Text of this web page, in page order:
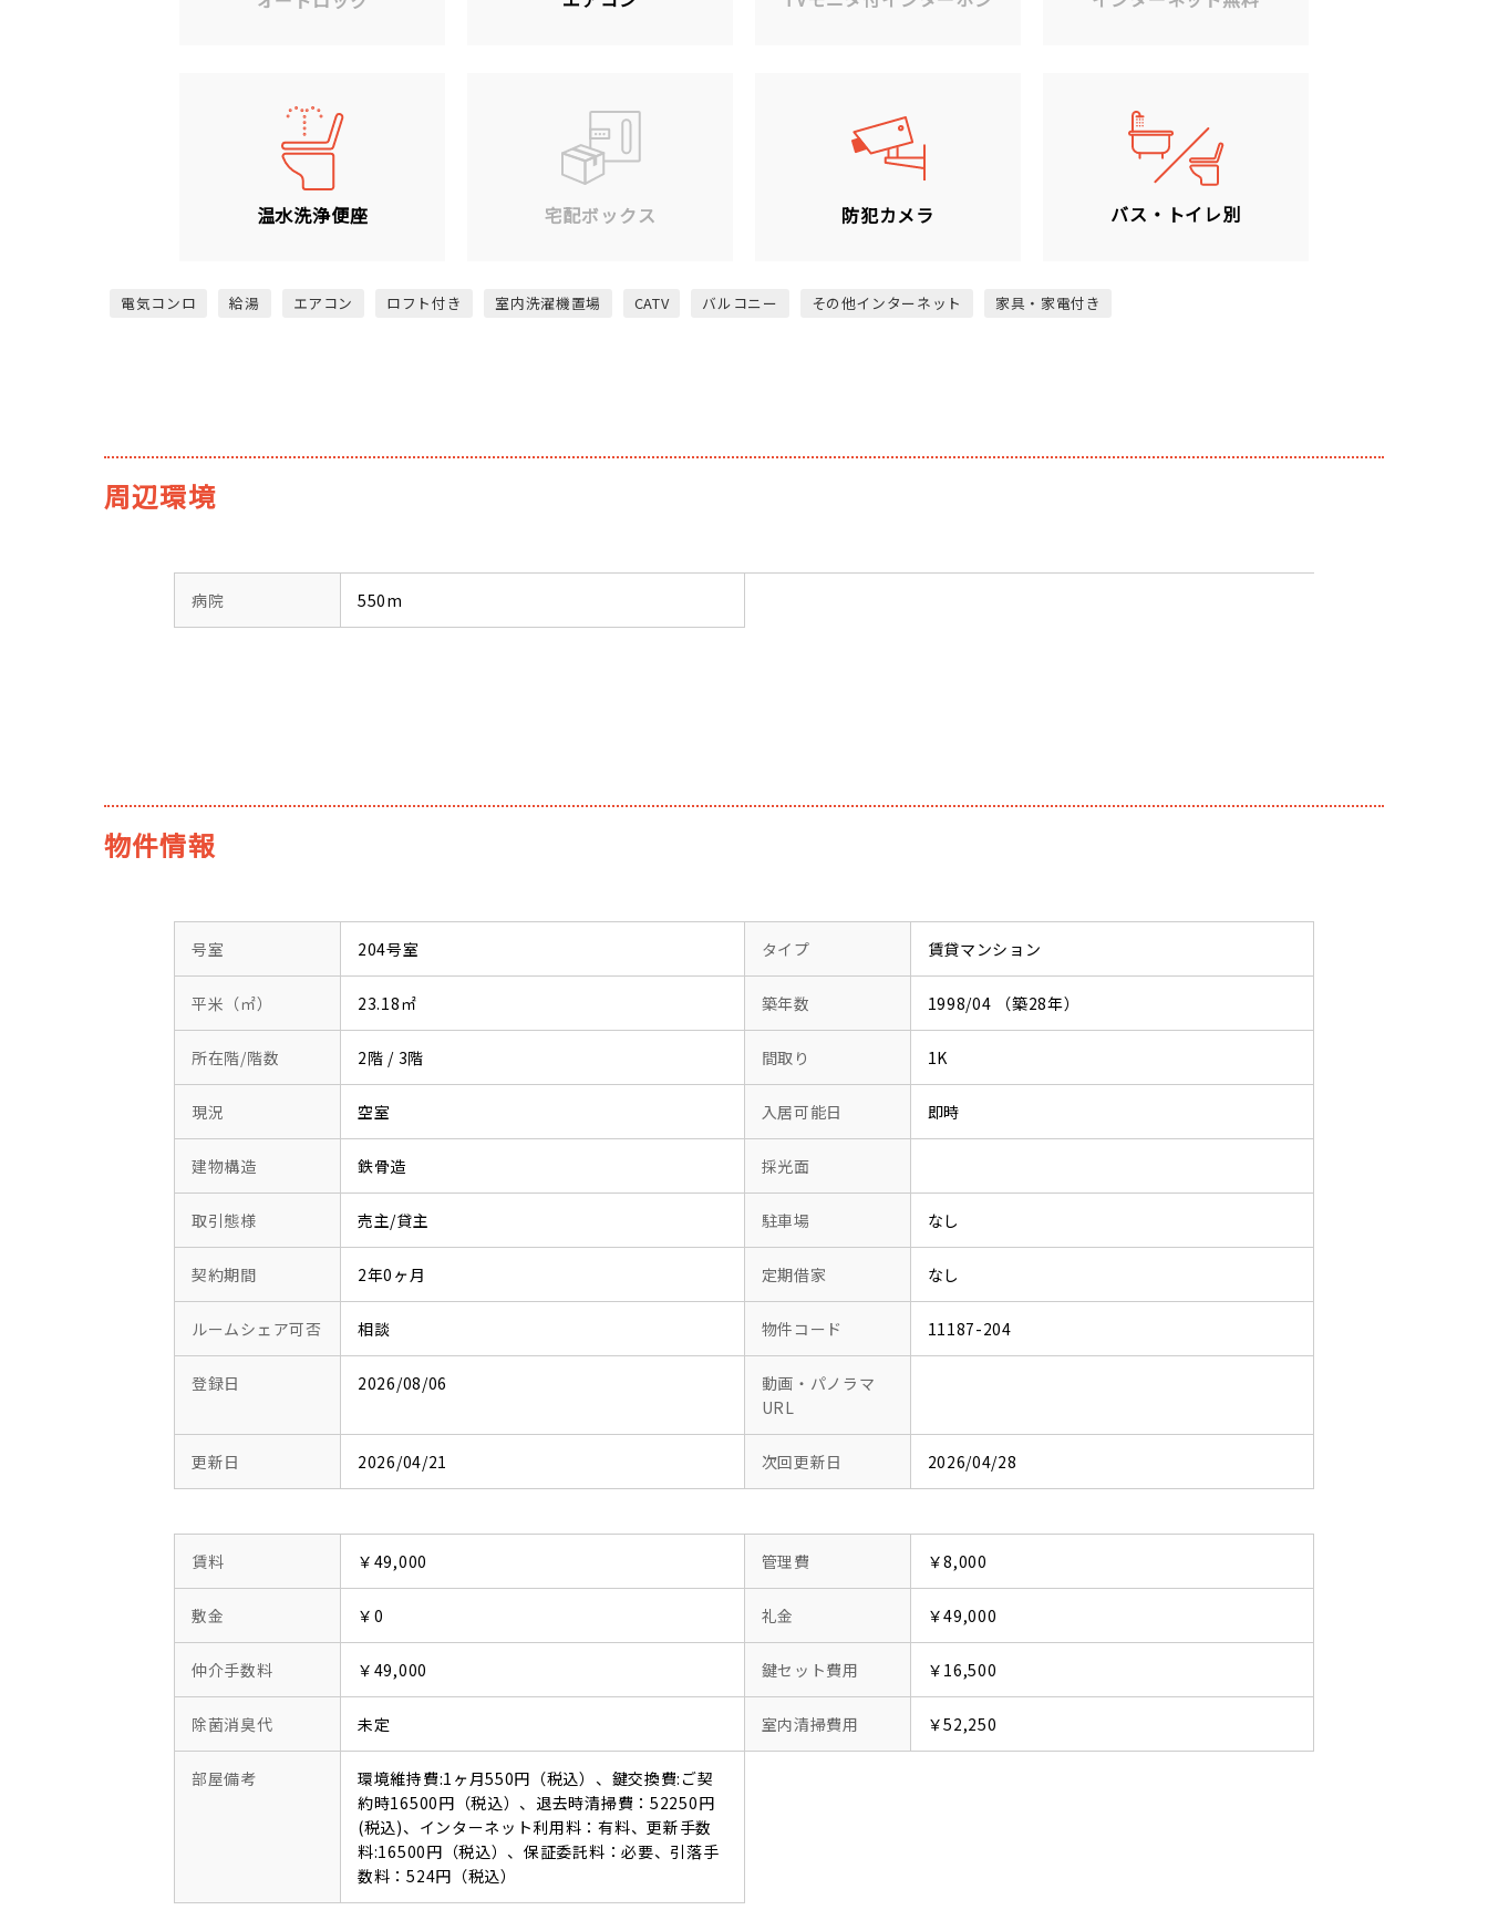
温水洗浄便座 宅配ボックス 防犯カメラ バス・トイレ別
電気コンロ 給湯 エアコン ロフト付き 室内洗濯機置場 CATV バルコニー その他インターネット 家具・家電付き
周辺環境
病院 550m
物件情報
号室 204号室 タイプ 賃貸マンション
平米（㎡） 23.18㎡ 築年数 1998/04 （築28年）
所在階/階数 2階 / 3階 間取り 1K
現況 空室 入居可能日 即時
建物構造 鉄骨造 採光面
取引態様 売主/貸主 駐車場 なし
契約期間 2年0ヶ月 定期借家 なし
ルームシェア可否 相談 物件コード 11187-204
登録日 2026/08/06
動画・パノラマ
URL
更新日 2026/04/21 次回更新日 2026/04/28
賃料 ￥49,000 管理費 ￥8,000
敷金 ￥0 礼金 ￥49,000
仲介手数料 ￥49,000 鍵セット費用 ￥16,500
除菌消臭代 未定 室内清掃費用 ￥52,250
部屋備考
環境維持費:1ヶ月550円（税込）、鍵交換費:ご契
約時16500円（税込）、退去時清掃費：52250円
(税込)、インターネット利用料：有料、更新手数
料:16500円（税込）、保証委託料：必要、引落手
数料：524円（税込）